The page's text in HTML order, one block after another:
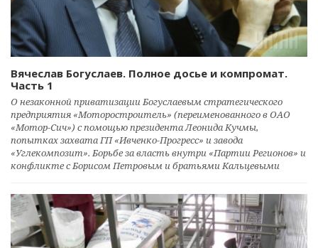
Вячеслав Богуслаев. Полное досье и компромат.
Часть 1
О незаконной приватизации Богуслаевым стратегического
предприятия «Моторостроитель» (переименованного в ОАО
«Мотор-Сич») с помощью президента Леонида Кучмы,
попытках захвата ГП «Ивченко-Прогресс» и завода
«Углекомпозит». Борьбе за власть внутри «Партии Регионов» и
конфликте с Борисом Петровым и братьями Кальцевыми